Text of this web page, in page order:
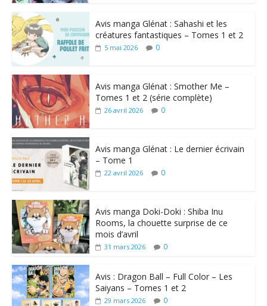
Avis manga Glénat : Sahashi et les
créatures fantastiques – Tomes 1 et 2
5 mai 2026 0
Avis manga Glénat : Smother Me –
Tomes 1 et 2 (série complète)
26 avril 2026 0
Avis manga Glénat : Le dernier écrivain
– Tome 1
22 avril 2026 0
Avis manga Doki-Doki : Shiba Inu
Rooms, la chouette surprise de ce
mois d’avril
31 mars 2026 0
Avis : Dragon Ball – Full Color – Les
Saiyans – Tomes 1 et 2
29 mars 2026 0